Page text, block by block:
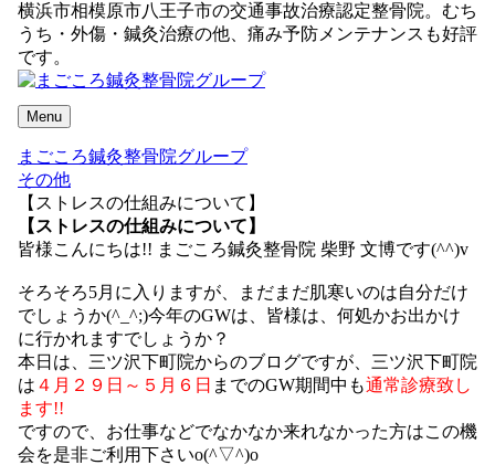
横浜市相模原市八王子市の交通事故治療認定整骨院。むち
うち・外傷・鍼灸治療の他、痛み予防メンテナンスも好評
です。
Menu
まごころ鍼灸整骨院グループ
その他
【ストレスの仕組みについて】
【ストレスの仕組みについて】
皆様こんにちは!! まごころ鍼灸整骨院 柴野 文博です(^^)v
そろそろ5月に入りますが、まだまだ肌寒いのは自分だけ
でしょうか(^_^;)今年のGWは、皆様は、何処かお出かけ
に行かれますでしょうか？
本日は、三ツ沢下町院からのブログですが、三ツ沢下町院
は ４月２９日～５月６日 までのGW期間中も通常診療致し
ます!!
ですので、お仕事などでなかなか来れなかった方はこの機
会を是非ご利用下さいo(^▽^)o